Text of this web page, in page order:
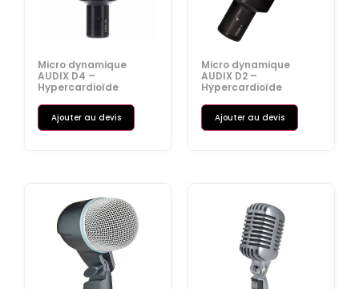
Micro dynamique
AUDIX D4 –
Hypercardioïde
Ajouter au devis
Micro dynamique
AUDIX D2 –
Hypercardioïde
Ajouter au devis